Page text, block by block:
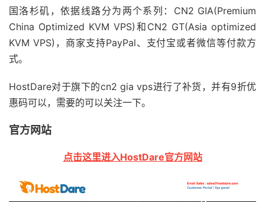
国洛杉矶，依据线路分为两个系列：CN2 GIA(Premium
China Optimized KVM VPS)和CN2 GT(Asia optimized
KVM VPS)，商家支持PayPal、支付宝或者微信等付款方
式。
HostDare对于旗下的cn2 gia vps进行了补货，并有9折优
惠码可以，需要的可以关注一下。
官方网站
点击这里进入HostDare官方网站